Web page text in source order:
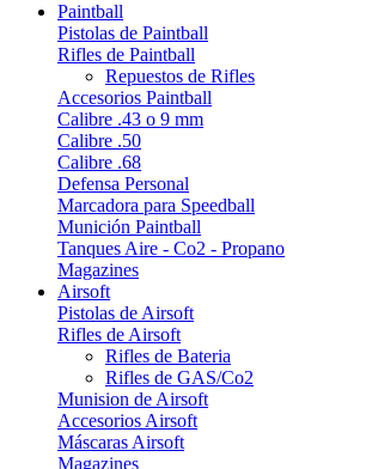
Paintball
Pistolas de Paintball
Rifles de Paintball
Repuestos de Rifles
Accesorios Paintball
Calibre .43 o 9 mm
Calibre .50
Calibre .68
Defensa Personal
Marcadora para Speedball
Munición Paintball
Tanques Aire - Co2 - Propano
Magazines
Airsoft
Pistolas de Airsoft
Rifles de Airsoft
Rifles de Bateria
Rifles de GAS/Co2
Munision de Airsoft
Accesorios Airsoft
Máscaras Airsoft
Magazines